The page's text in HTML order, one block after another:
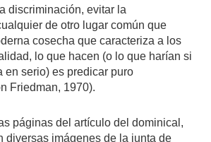
discriminación, evitar la
de otro lugar común que
cosecha que caracteriza a los
lo que hacen (o lo que harían si
en serio) es predicar puro
Friedman, 1970).
páginas del artículo del dominical,
diversas imágenes de la junta de